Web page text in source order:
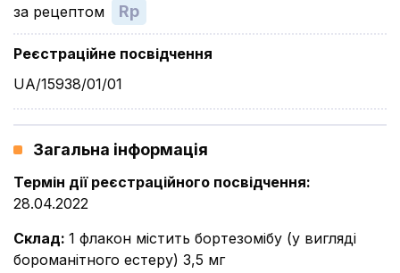
за рецептом
Rp
Реєстраційне посвідчення
UA/15938/01/01
Загальна інформація
Термін дії реєстраційного посвідчення:
28.04.2022
Склад: 1 флакон містить бортезомібу (у вигляді
бороманітного естеру) 3,5 мг